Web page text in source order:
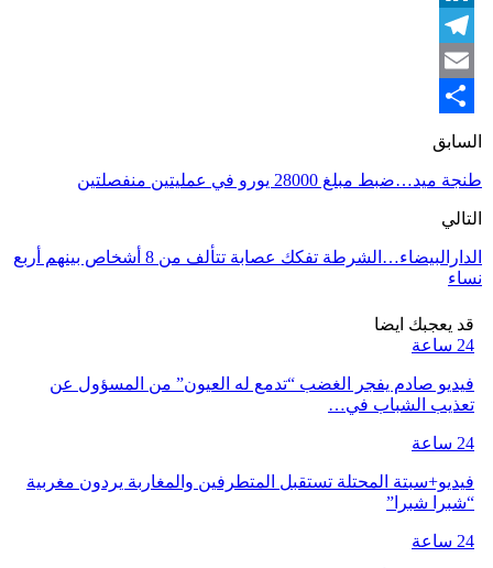
LinkedIn
Telegram
Email
Share
السابق
طنجة ميد…ضبط مبلغ 28000 يورو في عمليتين منفصلتين
التالي
الدارالبيضاء…الشرطة تفكك عصابة تتألف من 8 أشخاص بينهم أربع
نساء
قد يعجبك ايضا
24 ساعة
فيديو صادم يفجر الغضب “تدمع له العيون” من المسؤول عن
تعذيب الشباب في…
24 ساعة
فيديو+سبتة المحتلة تستقبل المتطرفين والمغاربة يردون مغربية
“شبرا شبرا”
24 ساعة